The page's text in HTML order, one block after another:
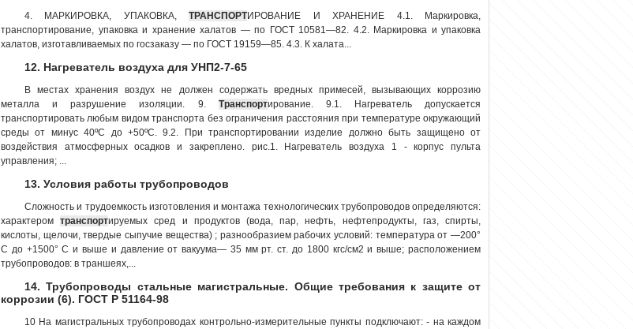
4. МАРКИРОВКА, УПАКОВКА,ТРАНСПОРТИРОВАНИЕ И ХРАНЕНИЕ 4.1. Маркировка,
транспортирование, упаковка и хранение халатов — по ГОСТ 10581—82. 4.2. Маркировка и упаковка
халатов, изготавливаемых по госзаказу — по ГОСТ 19159—85. 4.3. К халата...
12. Нагреватель воздуха для УНП2-7-65
В местах хранения воздух не должен содержать вредных примесей, вызывающих коррозию
металла и разрушение изоляции. 9. Транспортирование. 9.1. Нагреватель допускается
транспортировать любым видом транспорта без ограничения расстояния при температуре окружающий
среды от минус 40ºС до +50ºС. 9.2. При транспортировании изделие должно быть защищено от
воздействия атмосферных осадков и закреплено. рис.1. Нагреватель воздуха 1 - корпус пульта
управления; ...
13. Условия работы трубопроводов
Сложность и трудоемкость изготовления и монтажа технологических трубопроводов определяются:
характеромтранспортируемых сред и продуктов (вода, пар, нефть, нефтепродукты, газ, спирты,
кислоты, щелочи, твердые сыпучие вещества) ; разнообразием рабочих условий: температура от —200°
С до +1500° С и выше и давление от вакуума— 35 мм рт. ст. до 1800 кгс/см2 и выше; расположением
трубопроводов: в траншеях,...
14. Трубопроводы стальные магистральные. Общие требования к защите от
коррозии (6). ГОСТ Р 51164-98
10 На магистральных трубопроводах контрольно-измерительные пункты подключают: - на каждом